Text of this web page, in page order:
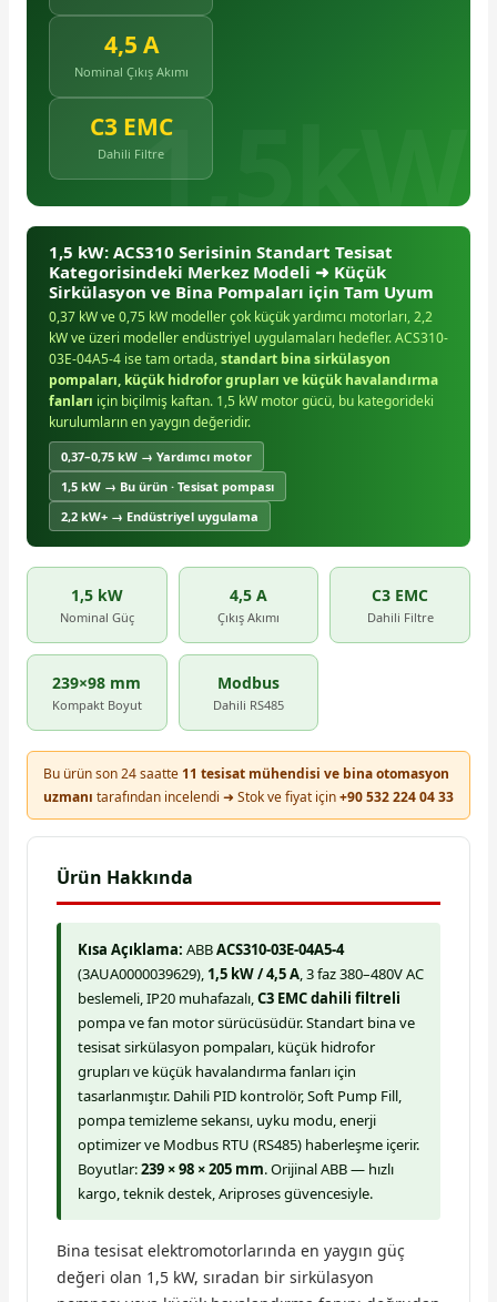
4,5 A
Nominal Çıkış Akımı
C3 EMC
Dahili Filtre
1,5 kW: ACS310 Serisinin Standart Tesisat
Kategorisindeki Merkez Modeli ➜ Küçük
Sirkülasyon ve Bina Pompaları için Tam Uyum
0,37 kW ve 0,75 kW modeller çok küçük yardımcı motorları, 2,2
kW ve üzeri modeller endüstriyel uygulamaları hedefler. ACS310-
03E-04A5-4 ise tam ortada,standart bina sirkülasyon
pompaları, küçük hidrofor grupları ve küçük havalandırma
fanları için biçilmiş kaftan. 1,5 kW motor gücü, bu kategorideki
kurulumların en yaygın değeridir.
0,37–0,75 kW → Yardımcı motor
1,5 kW → Bu ürün · Tesisat pompası
2,2 kW+ → Endüstriyel uygulama
1,5 kW
Nominal Güç
4,5 A
Çıkış Akımı
C3 EMC
Dahili Filtre
239×98 mm
Kompakt Boyut
Modbus
Dahili RS485
Bu ürün son 24 saatte 11 tesisat mühendisi ve bina otomasyon
uzmanı tarafından incelendi ➜ Stok ve fiyat için+90 532 224 04 33
Ürün Hakkında
Kısa Açıklama: ABBACS310-03E-04A5-4
(3AUA0000039629), 1,5 kW / 4,5 A, 3 faz 380–480V AC
beslemeli, IP20 muhafazalı,C3 EMC dahili filtreli
pompa ve fan motor sürücüsüdür. Standart bina ve
tesisat sirkülasyon pompaları, küçük hidrofor
grupları ve küçük havalandırma fanları için
tasarlanmıştır. Dahili PID kontrolör, Soft Pump Fill,
pompa temizleme sekansı, uyku modu, enerji
optimizer ve Modbus RTU (RS485) haberleşme içerir.
Boyutlar:239 × 98 × 205 mm. Orijinal ABB — hızlı
kargo, teknik destek, Ariproses güvencesiyle.
Bina tesisat elektromotorlarında en yaygın güç
değeri olan 1,5 kW, sıradan bir sirkülasyon